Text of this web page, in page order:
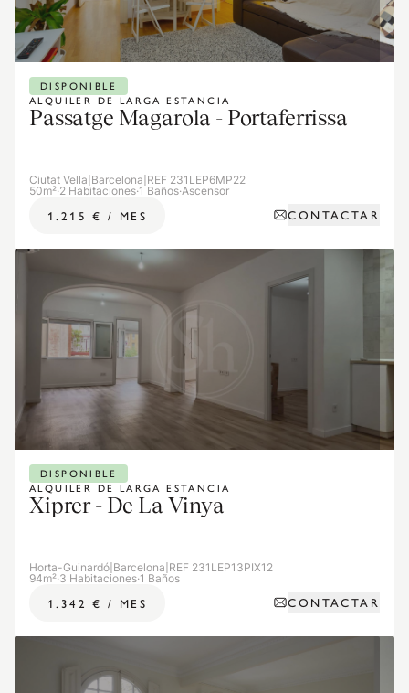
ALQUILER DE LARGA ESTANCIA
DISPONIBLE
Passatge Magarola - Portaferrissa
Ciutat Vella Barcelona REF 231LEP6MP22
50m²·2 Habitaciones·1 Baños·Ascensor
1.215 € / MES CONTACTAR
ALQUILER DE LARGA ESTANCIA
DISPONIBLE
Xiprer - De La Vinya
Horta-Guinardó Barcelona REF 231LEP13PIX12
94m²·3 Habitaciones·1 Baños
1.342 € / MES CONTACTAR